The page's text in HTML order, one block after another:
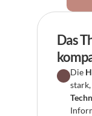
Das
Die